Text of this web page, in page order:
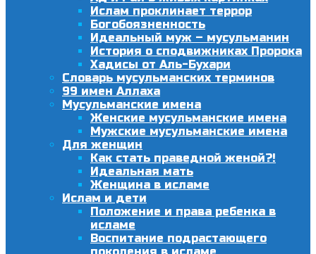
Ислам проклинает террор
Богобоязненность
Идеальный муж – мусульманин
История о сподвижниках Пророка
Хадисы от Аль-Бухари
Словарь мусульманских терминов
99 имен Аллаха
Мусульманские имена
Женские мусульманские имена
Мужские мусульманские имена
Для женщин
Как стать праведной женой?!
Идеальная мать
Женщина в исламе
Ислам и дети
Положение и права ребенка в
исламе
Воспитание подрастающего